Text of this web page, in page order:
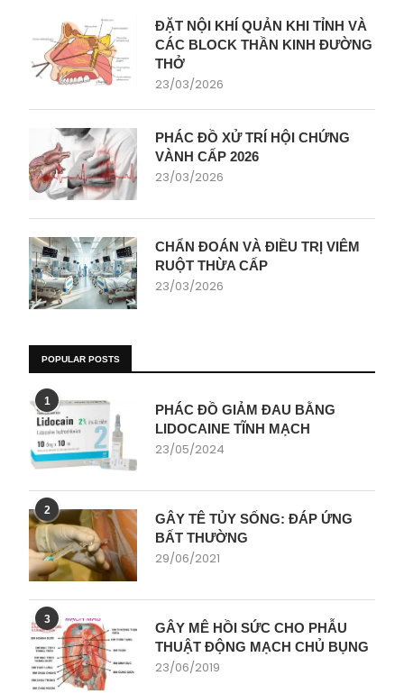
ĐẶT NỘI KHÍ QUẢN KHI TỈNH VÀ
CÁC BLOCK THẦN KINH ĐƯỜNG
THỞ
23/03/2026
PHÁC ĐỒ XỬ TRÍ HỘI CHỨNG
VÀNH CẤP 2026
23/03/2026
CHẨN ĐOÁN VÀ ĐIỀU TRỊ VIÊM
RUỘT THỪA CẤP
23/03/2026
POPULAR POSTS
1
PHÁC ĐỒ GIẢM ĐAU BẰNG
LIDOCAINE TĨNH MẠCH
23/05/2024
2
GÂY TÊ TỦY SỐNG: ĐÁP ỨNG
BẤT THƯỜNG
29/06/2021
3
GÂY MÊ HỒI SỨC CHO PHẪU
THUẬT ĐỘNG MẠCH CHỦ BỤNG
23/06/2019